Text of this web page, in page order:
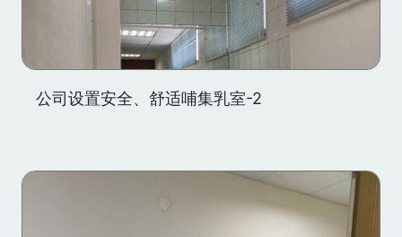
公司设置安全、舒适哺集乳室-2